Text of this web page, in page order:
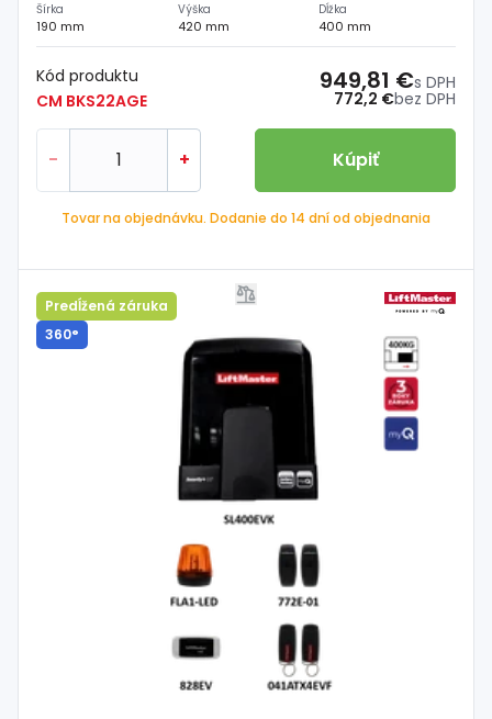
Šírka
190 mm
Výška
420 mm
Dĺžka
400 mm
Kód produktu
CM BKS22AGE
772,2 €bez DPH
949,81 €s DPH
- + Kúpiť
Tovar na objednávku. Dodanie do 14 dní od objednania
Predĺžená záruka
360°